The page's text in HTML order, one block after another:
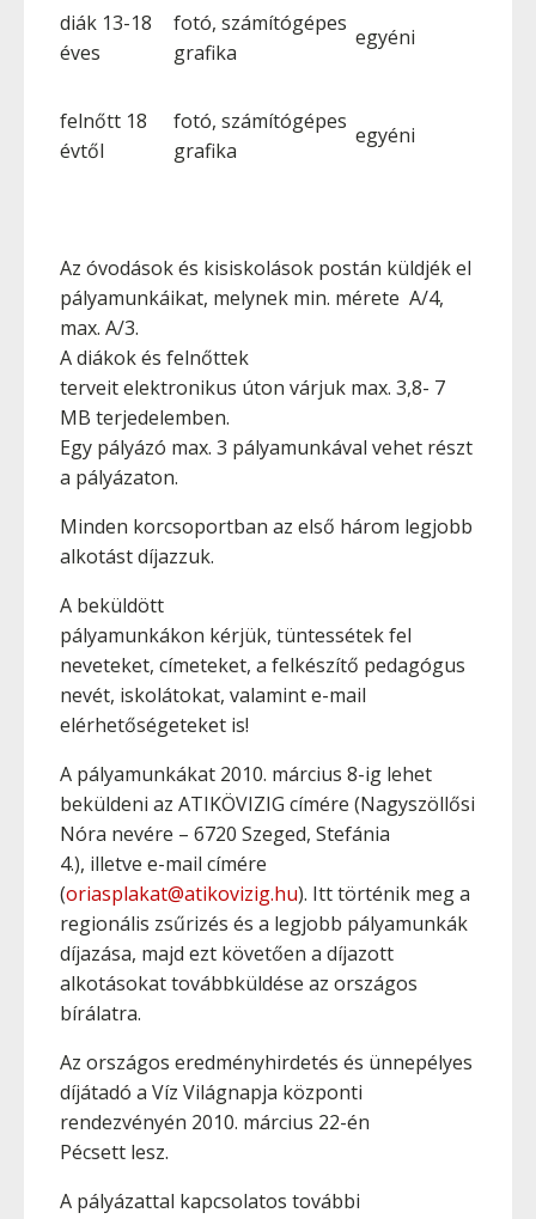
diák 13-18
éves
fotó, számítógépes
grafika
egyéni
felnőtt 18
évtől
fotó, számítógépes
grafika
egyéni
Az óvodások és kisiskolások postán küldjék el
pályamunkáikat, melynek min. mérete A/4,
max. A/3.
A diákok és felnőttek
terveit elektronikus úton várjuk max. 3,8- 7
MB terjedelemben.
Egy pályázó max. 3 pályamunkával vehet részt
a pályázaton.
Minden korcsoportban az első három legjobb
alkotást díjazzuk.
A beküldött
pályamunkákon kérjük, tüntessétek fel
neveteket, címeteket, a felkészítő pedagógus
nevét, iskolátokat, valamint e-mail
elérhetőségeteket is!
A pályamunkákat 2010. március 8-ig lehet
beküldeni az ATIKÖVIZIG címére (Nagyszöllősi
Nóra nevére – 6720 Szeged, Stefánia
4.), illetve e-mail címére
(oriasplakat@atikovizig.hu). Itt történik meg a
regionális zsűrizés és a legjobb pályamunkák
díjazása, majd ezt követően a díjazott
alkotásokat továbbküldése az országos
bírálatra.
Az országos eredményhirdetés és ünnepélyes
díjátadó a Víz Világnapja központi
rendezvényén 2010. március 22-én
Pécsett lesz.
A pályázattal kapcsolatos további